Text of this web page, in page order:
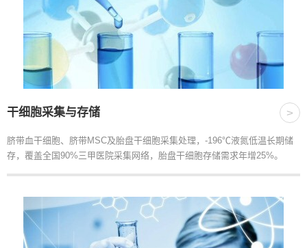
干细胞采集与存储 >
脐带血干细胞、脐带MSC及胎盘干细胞采集处理，-196℃液氮低温长期储
存，覆盖全国90%三甲医院采集网络，胎盘干细胞存储需求年增25%。